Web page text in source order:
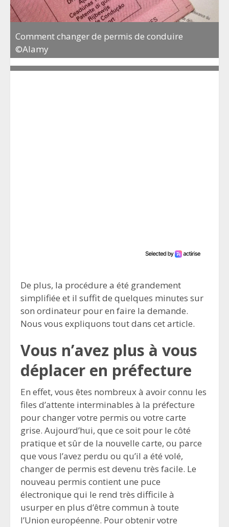
Comment changer de permis de conduire
©Alamy
De plus, la procédure a été grandement
simplifiée et il suffit de quelques minutes sur
son ordinateur pour en faire la demande.
Nous vous expliquons tout dans cet article.
Vous n’avez plus à vous
déplacer en préfecture
En effet, vous êtes nombreux à avoir connu les
files d’attente interminables à la préfecture
pour changer votre permis ou votre carte
grise. Aujourd’hui, que ce soit pour le côté
pratique et sûr de la nouvelle carte, ou parce
que vous l’avez perdu ou qu’il a été volé,
changer de permis est devenu très facile. Le
nouveau permis contient une puce
électronique qui le rend très difficile à
usurper en plus d’être commun à toute
l’Union européenne. Pour obtenir votre